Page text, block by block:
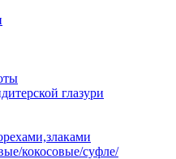
глазури
кокосовые/суфле/